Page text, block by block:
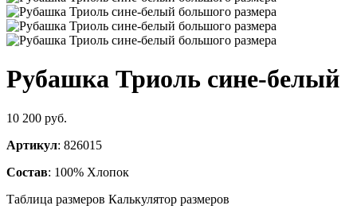
Рубашка Триоль сине-белый
10 200 руб.
Артикул: 826015
Состав: 100% Хлопок
Таблица размеров Калькулятор размеров